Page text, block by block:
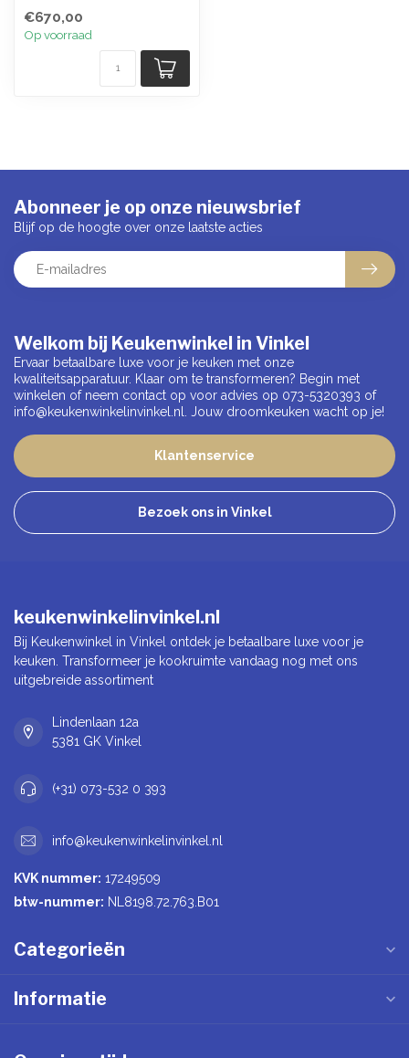
result...
€670,00
Op voorraad
Welkom bij Keukenwinkel in Vinkel
Ervaar betaalbare luxe voor je keuken met onze
kwaliteitsapparatuur. Klaar om te transformeren? Begin met
winkelen of neem contact op voor advies op 073-5320393 of
info@keukenwinkelinvinkel.nl
. Jouw droomkeuken wacht op je!
Klantenservice
Bezoek ons in Vinkel
Abonneer je op onze nieuwsbrief
Blijf op de hoogte over onze laatste acties
keukenwinkelinvinkel.nl
Bij Keukenwinkel in Vinkel ontdek je betaalbare luxe voor je
keuken. Transformeer je kookruimte vandaag nog met ons
uitgebreide assortiment
Lindenlaan 12a
5381 GK Vinkel
(+31) 073-532 0 393
info@keukenwinkelinvinkel.nl
KVK nummer: 17249509
btw-nummer: NL8198.72.763.B01
Categorieën
Informatie